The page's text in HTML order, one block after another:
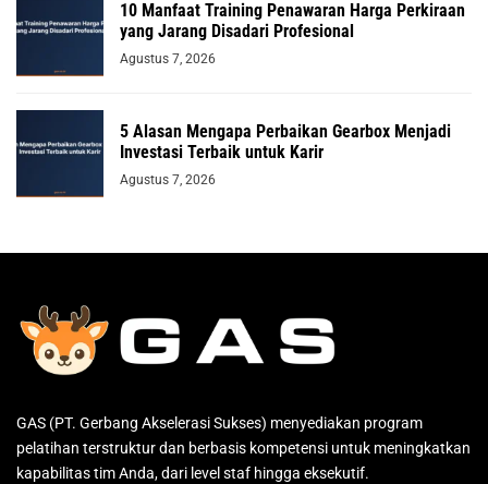
10 Manfaat Training Penawaran Harga Perkiraan
yang Jarang Disadari Profesional
Agustus 7, 2026
5 Alasan Mengapa Perbaikan Gearbox Menjadi
Investasi Terbaik untuk Karir
Agustus 7, 2026
GAS (PT. Gerbang Akselerasi Sukses) menyediakan program
pelatihan terstruktur dan berbasis kompetensi untuk meningkatkan
kapabilitas tim Anda, dari level staf hingga eksekutif.